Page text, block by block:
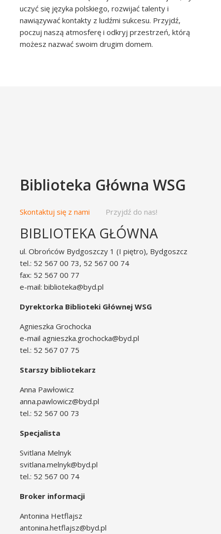
uczyć się języka polskiego, rozwijać talenty i
nawiązywać kontakty z ludźmi sukcesu. Przyjdź,
poczuj naszą atmosferę i odkryj przestrzeń, którą
możesz nazwać swoim drugim domem.
Biblioteka Główna WSG
Skontaktuj się z nami Przyjdź do nas!
BIBLIOTEKA GŁÓWNA
ul. Obrońców Bydgoszczy 1 (I piętro), Bydgoszcz
tel.: 52 567 00 73, 52 567 00 74
fax: 52 567 00 77
e-mail: biblioteka@byd.pl
Dyrektorka Biblioteki Głównej WSG
Agnieszka Grochocka
e-mail agnieszka.grochocka@byd.pl
tel.: 52 567 07 75
Starszy bibliotekarz
Anna Pawłowicz
anna.pawlowicz@byd.pl
tel.: 52 567 00 73
Specjalista
Svitlana Melnyk
svitlana.melnyk@byd.pl
tel.: 52 567 00 74
Broker informacji
Antonina Hetflajsz
antonina.hetflajsz@byd.pl